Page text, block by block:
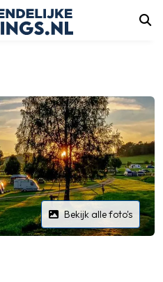
Bekijk alle foto's